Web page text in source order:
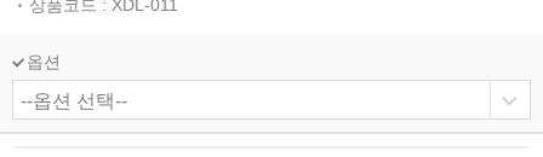
상품코드 : XDL-011
옵션